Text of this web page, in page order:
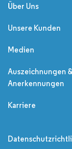
Über Uns
Unsere Kunden
Medien
Auszeichnungen &
Anerkennungen
Karriere